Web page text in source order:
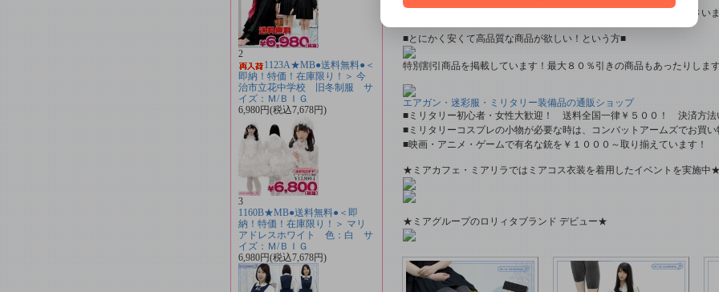
2
1123A★MB●送料無料●＜
即納！特価！在庫限り！＞ 今
治市立花中学校 旧冬制服 サ
イズ：Ｍ/ＢＩＧ
6,980円(税込7,678円)
3
1160B★MB●送料無料●＜即
納！特価！在庫限り！＞ マリ
アドレスホワイト 色：白 サ
イズ：Ｍ/ＢＩＧ
6,980円(税込7,678円)
即日配達商品一覧がございますので、よろしければそちらをご覧下さい
■とにかく安くて高品質な商品が欲しい！という方■
特別割引商品を掲載しています！最大８０％引きの商品もあったりしま
エアガン・迷彩服・ミリタリー装備品の通販ショップ
■ミリタリー初心者・女性大歓迎！ 送料全国一律￥５００！ 決済方法
■ミリタリーコスプレの小物が必要な時は、コンバットアームズでお買い
■映画・アニメ・ゲームで有名な銃を￥１０００～取り揃えています！
★ミアカフェ・ミアリラではミアコス衣装を着用したイベントを実施中
★ミアグループのロリィタブランド デビュー★